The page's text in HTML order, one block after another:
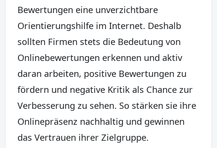
Bewertungen eine unverzichtbare
Orientierungshilfe im Internet. Deshalb
sollten Firmen stets die Bedeutung von
Onlinebewertungen erkennen und aktiv
daran arbeiten, positive Bewertungen zu
fördern und negative Kritik als Chance zur
Verbesserung zu sehen. So stärken sie ihre
Onlinepräsenz nachhaltig und gewinnen
das Vertrauen ihrer Zielgruppe.